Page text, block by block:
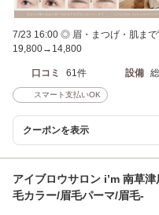
7/23 16:00 ◎ 眉・まつげ・肌ま
19,800→14,800
口コミ 61件 設備
スマート支払いOK
クーポンを表示
アイブロウサロン i’m 南草
毛カラー/眉毛パーマ/眉毛-